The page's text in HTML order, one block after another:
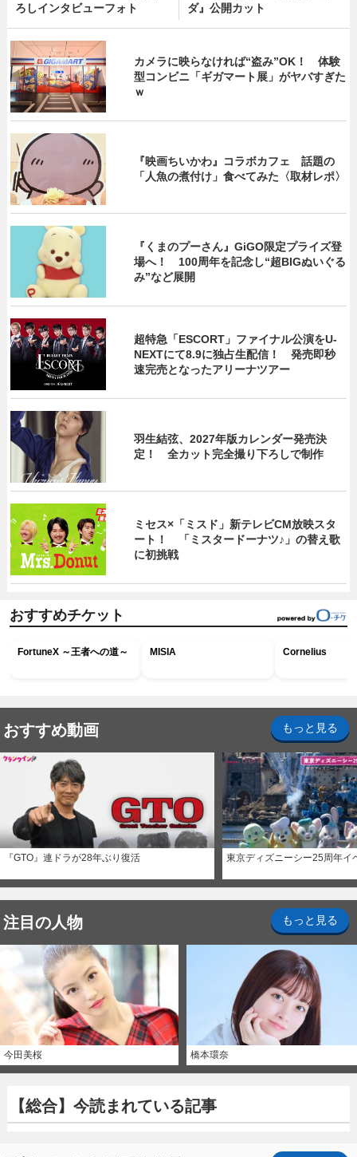
ろしインタビューフォト
ダ』公開カット
カメラに映らなければ“盗み”OK！ 体験
型コンビニ「ギガマート展」がヤバすぎた
ｗ
『映画ちいかわ』コラボカフェ 話題の
「人魚の煮付け」食べてみた〈取材レポ〉
『くまのプーさん』GiGO限定プライズ登
場へ！ 100周年を記念し“超BIGぬいぐる
み”など展開
超特急「ESCORT」ファイナル公演をU-
NEXTにて8.9に独占生配信！ 発売即秒
速完売となったアリーナツアー
羽生結弦、2027年版カレンダー発売決
定！ 全カット完全撮り下ろしで制作
ミセス×「ミスド」新テレビCM放映スタ
ート！ 「ミスタードーナツ♪」の替え歌
に初挑戦
おすすめチケット
FortuneX ～王者への道～ MISIA Cornelius
おすすめ動画 もっと見る
『GTO』連ドラが28年ぶり復活 東京ディズニーシー25周年イ
注目の人物 もっと見る
今田美桜 橋本環奈
【総合】今読まれている記事